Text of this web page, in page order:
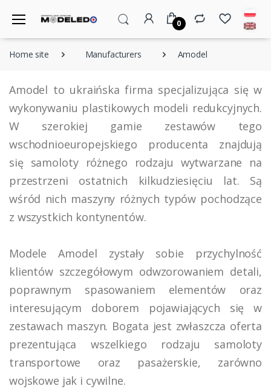
0
Home site Manufacturers Amodel
Amodel to ukraińska firma specjalizująca się w
wykonywaniu plastikowych modeli redukcyjnych.
W szerokiej gamie zestawów tego
wschodnioeuropejskiego producenta znajdują
się samoloty różnego rodzaju wytwarzane na
przestrzeni ostatnich kilkudziesięciu lat. Są
wśród nich maszyny różnych typów pochodzące
z wszystkich kontynentów.
Modele Amodel zystały sobie przychylność
klientów szczegółowym odwzorowaniem detali,
poprawnym spasowaniem elementów oraz
interesującym doborem pojawiających się w
zestawach maszyn. Bogata jest zwłaszcza oferta
prezentująca wszelkiego rodzaju samoloty
transportowe oraz pasażerskie, zarówno
wojskowe jak i cywilne.